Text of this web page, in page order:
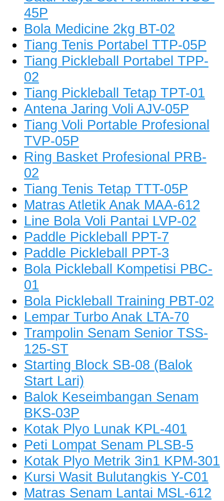
45P
Bola Medicine 2kg BT-02
Tiang Tenis Portabel TTP-05P
Tiang Pickleball Portabel TPP-
02
Tiang Pickleball Tetap TPT-01
Antena Jaring Voli AJV-05P
Tiang Voli Portable Profesional
TVP-05P
Ring Basket Profesional PRB-
02
Tiang Tenis Tetap TTT-05P
Matras Atletik Anak MAA-612
Line Bola Voli Pantai LVP-02
Paddle Pickleball PPT-7
Paddle Pickleball PPT-3
Bola Pickleball Kompetisi PBC-
01
Bola Pickleball Training PBT-02
Lempar Turbo Anak LTA-70
Trampolin Senam Senior TSS-
125-ST
Starting Block SB-08 (Balok
Start Lari)
Balok Keseimbangan Senam
BKS-03P
Kotak Plyo Lunak KPL-401
Peti Lompat Senam PLSB-5
Kotak Plyo Metrik 3in1 KPM-301
Kursi Wasit Bulutangkis Y-C01
Matras Senam Lantai MSL-612